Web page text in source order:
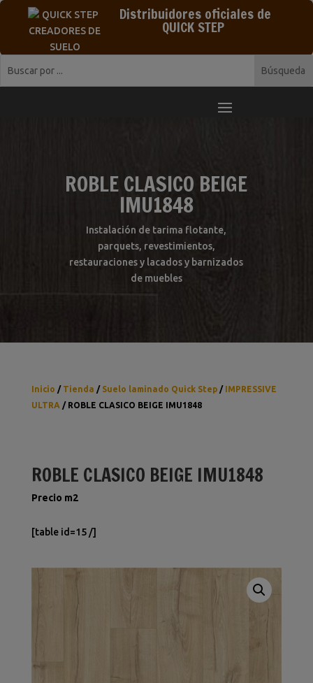
Distribuidores oficiales de
QUICK STEP
ROBLE CLASICO BEIGE
IMU1848
Instalación de tarima flotante,
parquets, revestimientos,
restauraciones y lacados y barnizados
de muebles
Inicio / Tienda / Suelo laminado Quick Step/ IMPRESSIVE
ULTRA / ROBLE CLASICO BEIGE IMU1848
ROBLE CLASICO BEIGE IMU1848
Precio m2
[table id=15 /]